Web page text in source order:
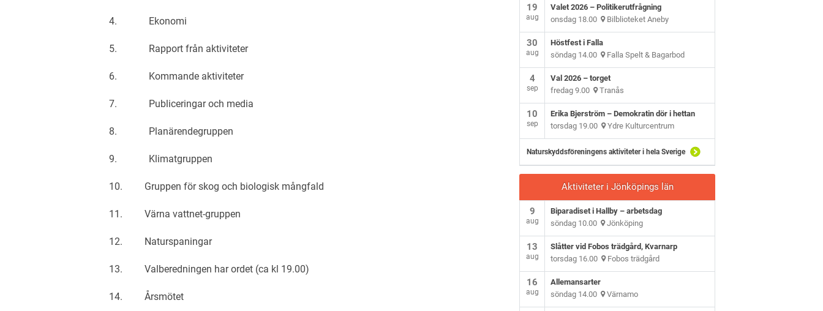
4. Ekonomi
5. Rapport från aktiviteter
6. Kommande aktiviteter
7. Publiceringar och media
8. Planärendegruppen
9. Klimatgruppen
10. Gruppen för skog och biologisk mångfald
11. Värna vattnet-gruppen
12. Naturspaningar
13. Valberedningen har ordet (ca kl 19.00)
14. Årsmötet
19
aug
Valet 2026 – Politikerutfrågning
onsdag 18.00 Bilblioteket Aneby
30
aug
Höstfest i Falla
söndag 14.00 Falla Spelt & Bagarbod
4
sep
Val 2026 – torget
fredag 9.00 Tranås
10
sep
Erika Bjerström – Demokratin dör i hettan
torsdag 19.00 Ydre Kulturcentrum
Naturskyddsföreningens aktiviteter i hela Sverige
Aktiviteter i Jönköpings län
9
aug
Biparadiset i Hallby – arbetsdag
söndag 10.00 Jönköping
13
aug
Slåtter vid Fobos trädgård, Kvarnarp
torsdag 16.00 Fobos trädgård
16
aug
Allemansarter
söndag 14.00 Värnamo